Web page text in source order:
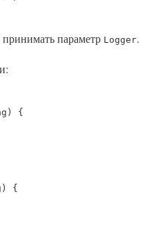
параметр Logger.
{